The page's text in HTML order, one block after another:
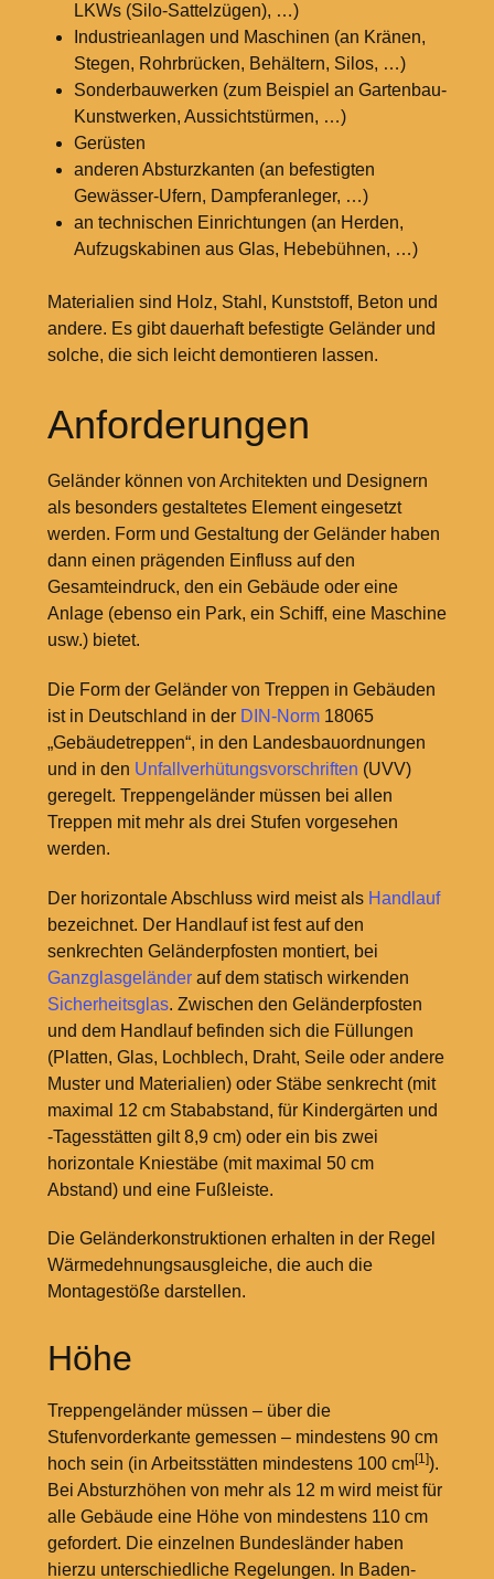
LKWs (Silo-Sattelzügen), …)
Industrieanlagen und Maschinen (an Kränen,
Stegen, Rohrbrücken, Behältern, Silos, …)
Sonderbauwerken (zum Beispiel an Gartenbau-
Kunstwerken, Aussichtstürmen, …)
Gerüsten
anderen Absturzkanten (an befestigten
Gewässer-Ufern, Dampferanleger, …)
an technischen Einrichtungen (an Herden,
Aufzugskabinen aus Glas, Hebebühnen, …)
Materialien sind Holz, Stahl, Kunststoff, Beton und
andere. Es gibt dauerhaft befestigte Geländer und
solche, die sich leicht demontieren lassen.
Anforderungen
Geländer können von Architekten und Designern
als besonders gestaltetes Element eingesetzt
werden. Form und Gestaltung der Geländer haben
dann einen prägenden Einfluss auf den
Gesamteindruck, den ein Gebäude oder eine
Anlage (ebenso ein Park, ein Schiff, eine Maschine
usw.) bietet.
Die Form der Geländer von Treppen in Gebäuden
ist in Deutschland in der DIN-Norm18065
„Gebäudetreppen“, in den Landesbauordnungen
und in den Unfallverhütungsvorschriften (UVV)
geregelt. Treppengeländer müssen bei allen
Treppen mit mehr als drei Stufen vorgesehen
werden.
Der horizontale Abschluss wird meist als Handlauf
bezeichnet. Der Handlauf ist fest auf den
senkrechten Geländerpfosten montiert, bei
Ganzglasgeländerauf dem statisch wirkenden
Sicherheitsglas. Zwischen den Geländerpfosten
und dem Handlauf befinden sich die Füllungen
(Platten, Glas, Lochblech, Draht, Seile oder andere
Muster und Materialien) oder Stäbe senkrecht (mit
maximal 12 cm Stababstand, für Kindergärten und
-Tagesstätten gilt 8,9 cm) oder ein bis zwei
horizontale Kniestäbe (mit maximal 50 cm
Abstand) und eine Fußleiste.
Die Geländerkonstruktionen erhalten in der Regel
Wärmedehnungsausgleiche, die auch die
Montagestöße darstellen.
Höhe
Treppengeländer müssen – über die
Stufenvorderkante gemessen – mindestens 90 cm
hoch sein (in Arbeitsstätten mindestens 100 cm[1]).
Bei Absturzhöhen von mehr als 12 m wird meist für
alle Gebäude eine Höhe von mindestens 110 cm
gefordert. Die einzelnen Bundesländer haben
hierzu unterschiedliche Regelungen. In Baden-